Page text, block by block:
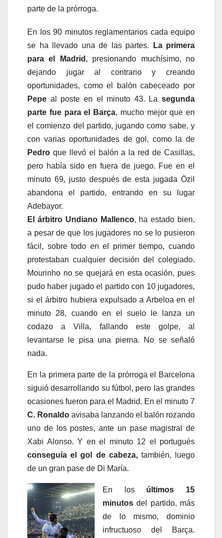
parte de la prórroga.
En los 90 minutos reglamentarios cada equipo
se ha llevado una de las partes.
La primera
para el Madrid , presionando muchísimo, no
dejando jugar al contrario y creando
oportunidades, como el balón cabeceado por
Pepe al poste en el minuto 43. La segunda
parte fue para el Barça, mucho mejor que en
el comienzo del partido, jugando como sabe, y
con varias oportunidades de gol, como la de
Pedro que llevó el balón a la red de Casillas,
pero había sido en fuera de juego. Fue en el
minuto 69, justo después de esta jugada Özil
abandona el partido, entrando en su lugar
Adebayor.
El árbitro Undiano Mallenco, ha estado bien,
a pesar de que los jugadores no se lo pusieron
fácil, sobre todo en el primer tiempo, cuando
protestaban cualquier decisión del colegiado.
Mourinho no se quejará en esta ocasión, pues
pudo haber jugado el partido con 10 jugadores,
si el árbitro hubiera expulsado a Arbeloa en el
minuto 28, cuando en el suelo le lanza un
codazo a Villa, fallando este golpe, al
levantarse le pisa una pierna. No se señaló
nada.
En la primera parte de la prórroga el Barcelona
siguió desarrollando su fútbol, pero las grandes
ocasiones fueron para el Madrid. En el minuto 7
C. Ronaldo avisaba lanzando el balón rozando
uno de los postes, ante un pase magistral de
Xabi Alonso. Y en el minuto 12 el portugués
conseguía el gol de cabeza,también, luego
de un gran pase de Di María.
En los últimos 15
minutos del partido, más
de lo mismo, dominio
infructuoso del Barça.